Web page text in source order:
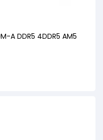
A DDR5 4DDR5 AM5